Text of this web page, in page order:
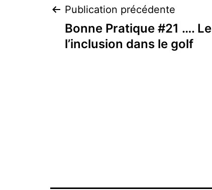
Navigation
de
Publication précédente
Bonne Pratique #21 ….
l’inclusion dans le golf